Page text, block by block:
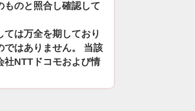
ものと照合し確認して
は万全を期しており
ではありません。 当該
社NTTドコモおよび情